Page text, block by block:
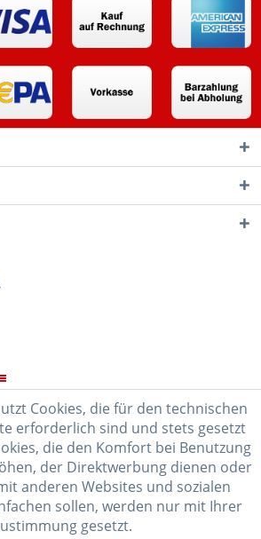
Cookies, die für den technischen
erforderlich sind und stets gesetzt
die den Komfort bei Benutzung
der Direktwerbung dienen oder
anderen Websites und sozialen
sollen, werden nur mit Ihrer
gesetzt.